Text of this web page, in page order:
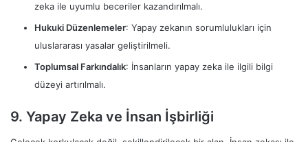
zeka ile uyumlu beceriler kazandırılmalı.
Hukuki Düzenlemeler: Yapay zekanın sorumlulukları için
uluslararası yasalar geliştirilmeli.
Toplumsal Farkındalık: İnsanların yapay zeka ile ilgili bilgi
düzeyi artırılmalı.
9. Yapay Zeka ve İnsan İşbirliği